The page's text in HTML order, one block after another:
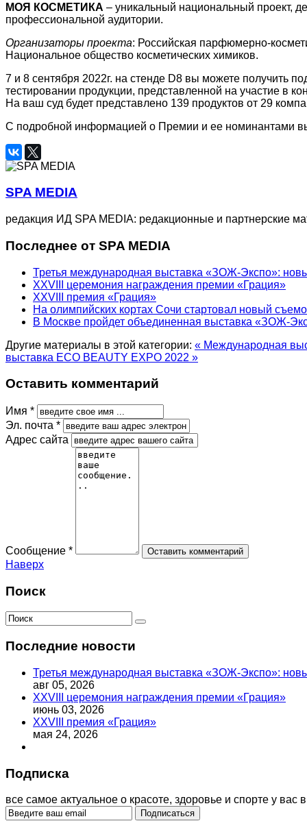
МОЯ КОСМЕТИКА – уникальный национальный проект,
профессиональной аудитории.
Организаторы проекта: Российская парфюмерно-
Национальное общество косметических химиков.
7 и 8 сентября 2022г. на стенде D8 вы можете получить
тестировании продукции, представленной на участие в
На ваш суд будет представлено 139 продуктов от 29
С подробной информацией о Премии и ее номинантами
SPA MEDIA
редакция ИД SPA MEDIA: редакционные и партнерские
Последнее от SPA MEDIA
Третья международная выставка «ЗОЖ-Экспо»:
XXVIII церемония награждения премии «Грация»
XXVIII премия «Грация»
На олимпийских кортах Сочи стартовал новый
В Москве пройдет объединенная выставка «ЗОЖ-
Другие материалы в этой категории: « Международная
выставка ECO BEAUTY EXPO 2022 »
Оставить комментарий
Имя *
Эл. почта *
Адрес сайта
Сообщение *
Наверх
Поиск
Последние новости
Третья международная выставка «ЗОЖ-Экспо»:
авг 05, 2026
XXVIII церемония награждения премии «Грация»
июнь 03, 2026
XXVIII премия «Грация»
мая 24, 2026
Подписка
все самое актуальное о красоте, здоровье и спорте у вас